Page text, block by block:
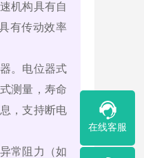
机构具有自
有传动效率
。电位器式
测量，寿命
，支持断电
常阻力（如
在线客服